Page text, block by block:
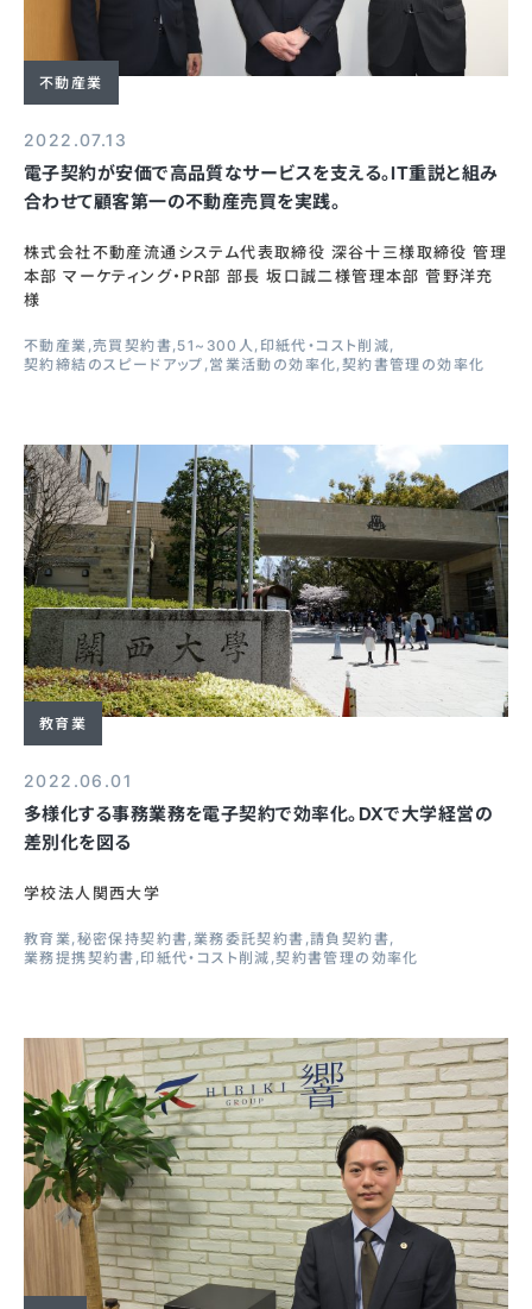
不動産業
2022.07.13
電子契約が安価で高品質なサービスを支える。IT重説と組み
合わせて顧客第一の不動産売買を実践。
株式会社不動産流通システム代表取締役 深谷十三様取締役 管理
本部 マーケティング・PR部 部長 坂口誠二様管理本部 菅野洋充
様
不動産業 売買契約書 51~300人 印紙代・コスト削減
契約締結のスピードアップ 営業活動の効率化 契約書管理の効率化
教育業
2022.06.01
多様化する事務業務を電子契約で効率化。DXで大学経営の
差別化を図る
学校法人関西大学
教育業 秘密保持契約書 業務委託契約書 請負契約書
業務提携契約書 印紙代・コスト削減 契約書管理の効率化